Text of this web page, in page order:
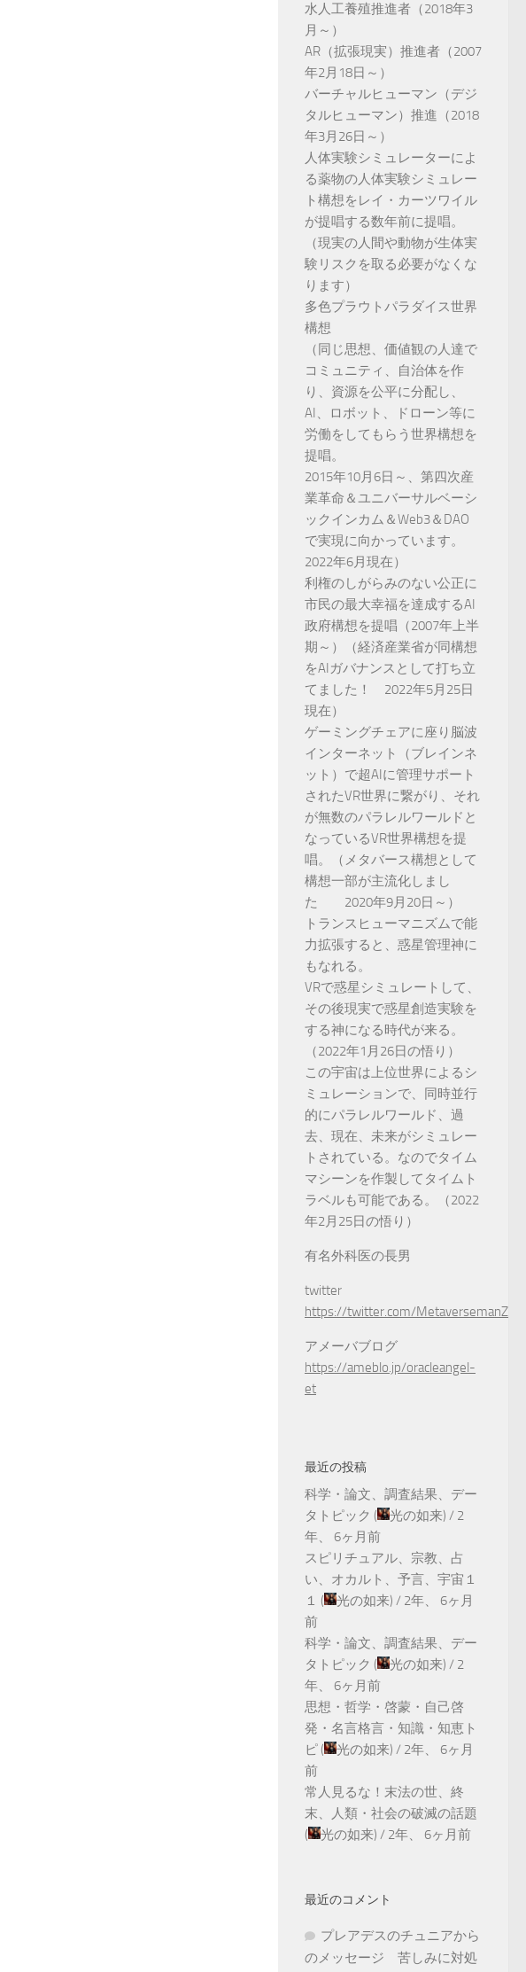
水人工養殖推進者（2018年3
月～）
AR（拡張現実）推進者（2007
年2月18日～）
バーチャルヒューマン（デジ
タルヒューマン）推進（2018
年3月26日～）
人体実験シミュレーターによ
る薬物の人体実験シミュレー
ト構想をレイ・カーツワイル
が提唱する数年前に提唱。
（現実の人間や動物が生体実
験リスクを取る必要がなくな
ります）
多色プラウトパラダイス世界
構想
（同じ思想、価値観の人達で
コミュニティ、自治体を作
り、資源を公平に分配し、
AI、ロボット、ドローン等に
労働をしてもらう世界構想を
提唱。
2015年10月6日～、第四次産
業革命＆ユニバーサルベーシ
ックインカム＆Web3＆DAO
で実現に向かっています。
2022年6月現在）
利権のしがらみのない公正に
市民の最大幸福を達成するAI
政府構想を提唱（2007年上半
期～）（経済産業省が同構想
をAIガバナンスとして打ち立
てました！ 2022年5月25日
現在）
ゲーミングチェアに座り脳波
インターネット（ブレインネ
ット）で超AIに管理サポート
されたVR世界に繋がり、それ
が無数のパラレルワールドと
なっているVR世界構想を提
唱。（メタバース構想として
構想一部が主流化しまし
た 2020年9月20日～）
トランスヒューマニズムで能
力拡張すると、惑星管理神に
もなれる。
VRで惑星シミュレートして、
その後現実で惑星創造実験を
する神になる時代が来る。
（2022年1月26日の悟り）
この宇宙は上位世界によるシ
ミュレーションで、同時並行
的にパラレルワールド、過
去、現在、未来がシミュレー
トされている。なのでタイム
マシーンを作製してタイムト
ラベルも可能である。（2022
年2月25日の悟り）
有名外科医の長男
twitter
https://twitter.com/MetaversemanZ
アメーバブログ
https://ameblo.jp/oracleangel-
et
最近の投稿
科学・論文、調査結果、デー
タトピック ( 光の如来) / 2
年、 6ヶ月前
スピリチュアル、宗教、占
い、オカルト、予言、宇宙１
１ ( 光の如来) / 2年、 6ヶ月
前
科学・論文、調査結果、デー
タトピック ( 光の如来) / 2
年、 6ヶ月前
思想・哲学・啓蒙・自己啓
発・名言格言・知識・知恵ト
ピ ( 光の如来) / 2年、 6ヶ月
前
常人見るな！末法の世、終
末、人類・社会の破滅の話題
(
光の如来) / 2年、 6ヶ月前
最近のコメント
プレアデスのチュニアから
のメッセージ 苦しみに対処